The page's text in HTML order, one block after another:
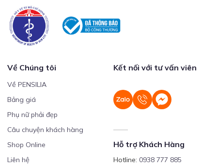
Về Chúng tôi
Về PENSILIA
Bảng giá
Phụ nữ phải đẹp
Câu chuyện khách hàng
Shop Online
Liên hệ
Kết nối với tư vấn viên
Hỗ trợ Khách Hàng
Hotline: 0938 777 885